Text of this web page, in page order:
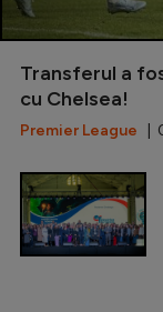
Transferul a
cu Chelsea!
Premier League |